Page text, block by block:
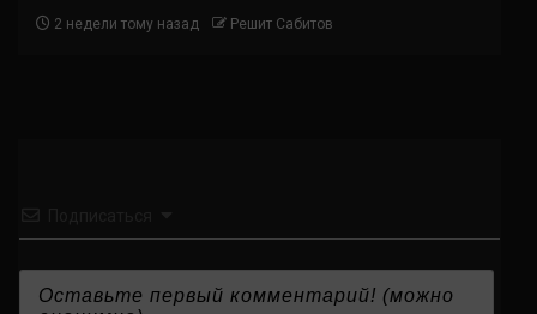
2 недели тому назад Решит Сабитов